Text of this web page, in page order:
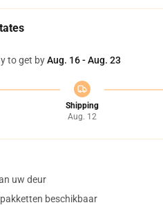
to get byAug. 16 - Aug. 23
Shipping
Aug. 12
uw deur
beschikbaar